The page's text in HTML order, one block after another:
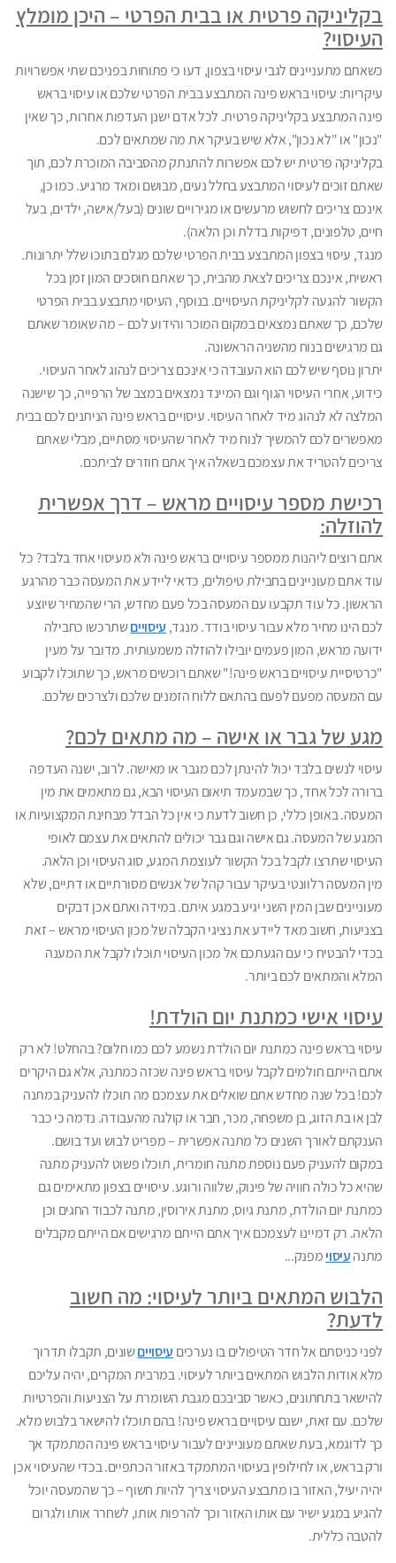
בקליניקה פרטית או בבית הפרטי – היכן מומלץ
העיסוי?
כשאתם מתעניינים לגבי עיסוי בצפון, דעו כי פתוחות בפניכם שתי אפשרויות
עיקריות: עיסוי בראש פינה המתבצע בבית הפרטי שלכם או עיסוי בראש
פינה המתבצע בקליניקה פרטית. לכל אדם ישנן העדפות אחרות, כך שאין
"נכון" או "לא נכון", אלא שיש בעיקר את מה שמתאים לכם.
בקליניקה פרטית יש לכם אפשרות להתנתק מהסביבה המוכרת לכם, תוך
שאתם זוכים לעיסוי המתבצע בחלל נעים, מבושם ומאד מרגיע. כמו כן,
אינכם צריכים לחשוש מרעשים או מגירויים שונים (בעל/אישה, ילדים, בעל
חיים, טלפונים, דפיקות בדלת וכן הלאה).
מנגד, עיסוי בצפון המתבצע בבית הפרטי שלכם מגלם בתוכו שלל יתרונות.
ראשית, אינכם צריכים לצאת מהבית, כך שאתם חוסכים המון זמן בכל
הקשור להגעה לקליניקת העיסויים. בנוסף, העיסוי מתבצע בבית הפרטי
שלכם, כך שאתם נמצאים במקום המוכר והידוע לכם – מה שאומר שאתם
גם מרגישים בנוח מהשניה הראשונה.
יתרון נוסף שיש לכם הוא העובדה כי אינכם צריכים לנהוג לאחר העיסוי.
כידוע, אחרי העיסוי הגוף וגם המיינד נמצאים במצב של הרפייה, כך שישנה
המלצה לא לנהוג מיד לאחר העיסוי. עיסויים בראש פינה הניתנים לכם בבית
מאפשרים לכם להמשיך לנוח מיד לאחר שהעיסוי מסתיים, מבלי שאתם
צריכים להטריד את עצמכם בשאלה איך אתם חוזרים לביתכם.
רכישת מספר עיסויים מראש – דרך אפשרית
להוזלה:
אתם רוצים ליהנות ממספר עיסויים בראש פינה ולא מעיסוי אחד בלבד? כל
עוד אתם מעוניינים בחבילת טיפולים, כדאי ליידע את המעסה כבר מהרגע
הראשון. כל עוד תקבעו עם המעסה בכל פעם מחדש, הרי שהמחיר שיוצע
לכם הינו מחיר מלא עבור עיסוי בודד. מנגד, עיסוייםשתרכשו כחבילה
ידועה מראש, המון פעמים יובילו להוזלה משמעותית. מדובר על מעין
"כרטיסיית עיסויים בראש פינה!" שאתם רוכשים מראש, כך שתוכלו לקבוע
עם המעסה מפעם לפעם בהתאם ללוח הזמנים שלכם ולצרכים שלכם.
מגע של גבר או אישה – מה מתאים לכם?
עיסוי לנשים בלבד יכול להינתן לכם מגבר או מאישה. לרוב, ישנה העדפה
ברורה לכל אחד, כך שבמעמד תיאום העיסוי הבא, גם מתאמים את מין
המעסה. באופן כללי, כן חשוב לדעת כי אין כל הבדל מבחינת המקצועיות או
המגע של המעסה. גם אישה וגם גבר יכולים להתאים את עצמם לאופי
העיסוי שתרצו לקבל בכל הקשור לעוצמת המגע, סוג העיסוי וכן הלאה.
מין המעסה רלוונטי בעיקר עבור קהל של אנשים מסורתיים או דתיים, שלא
מעוניינים שבן המין השני יגיע במגע איתם. במידה ואתם אכן דבקים
בצניעות, חשוב מאד ליידע את נציגי הקבלה של מכון העיסוי מראש – זאת
בכדי להבטיח כי עם הגעתכם אל מכון העיסוי תוכלו לקבל את המענה
המלא והמתאים לכם ביותר.
עיסוי אישי כמתנת יום הולדת!
עיסוי בראש פינה כמתנת יום הולדת נשמע לכם כמו חלום? בהחלט! לא רק
אתם הייתם חולמים לקבל עיסוי בראש פינה שכזה כמתנה, אלא גם היקרים
לכם! בכל שנה מחדש אתם שואלים את עצמכם מה תוכלו להעניק במתנה
לבן או בת הזוג, בן משפחה, מכר, חבר או קולגה מהעבודה. נדמה כי כבר
הענקתם לאורך השנים כל מתנה אפשרית – מפריט לבוש ועד בושם.
במקום להעניק פעם נוספת מתנה חומרית, תוכלו פשוט להעניק מתנה
שהיא כל כולה חוויה של פינוק, שלווה ורוגע. עיסויים בצפון מתאימים גם
כמתנת יום הולדת, מתנת גיוס, מתנת אירוסין, מתנה לכבוד החגים וכן
הלאה. רק דמיינו לעצמכם איך אתם הייתם מרגישים אם הייתם מקבלים
מתנה עיסוי מפנק...
הלבוש המתאים ביותר לעיסוי: מה חשוב
לדעת?
לפני כניסתם אל חדר הטיפולים בו נערכים עיסוייםשונים, תקבלו תדרוך
מלא אודות הלבוש המתאים ביותר לעיסוי. במרבית המקרים, יהיה עליכם
להישאר בתחתונים, כאשר סביבכם מגבת השומרת על הצניעות והפרטיות
שלכם. עם זאת, ישנם עיסויים בראש פינה! בהם תוכלו להישאר בלבוש מלא.
כך לדוגמא, בעת שאתם מעוניינים לעבור עיסוי בראש פינה המתמקד אך
ורק בראש, או לחילופין בעיסוי המתמקד באזור הכתפיים. בכדי שהעיסוי אכן
יהיה יעיל, האזור בו מתבצע העיסוי צריך להיות חשוף – כך שהמעסה יוכל
להגיע במגע ישיר עם אותו האזור וכך להרפות אותו, לשחרר אותו ולגרום
להטבה כללית.